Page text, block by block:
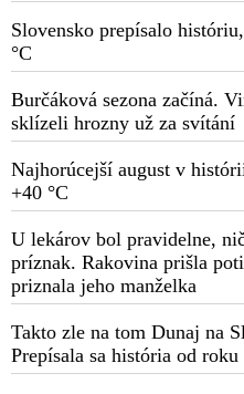
Slovensko prepísalo
°C
Burčáková sezona začíná.
sklízeli hrozny už za svítání
Najhorúcejší august v
+40 °C
U lekárov bol pravidelne,
príznak. Rakovina prišla
priznala jeho manželka
Takto zle na tom Dunaj na
Prepísala sa história od roku